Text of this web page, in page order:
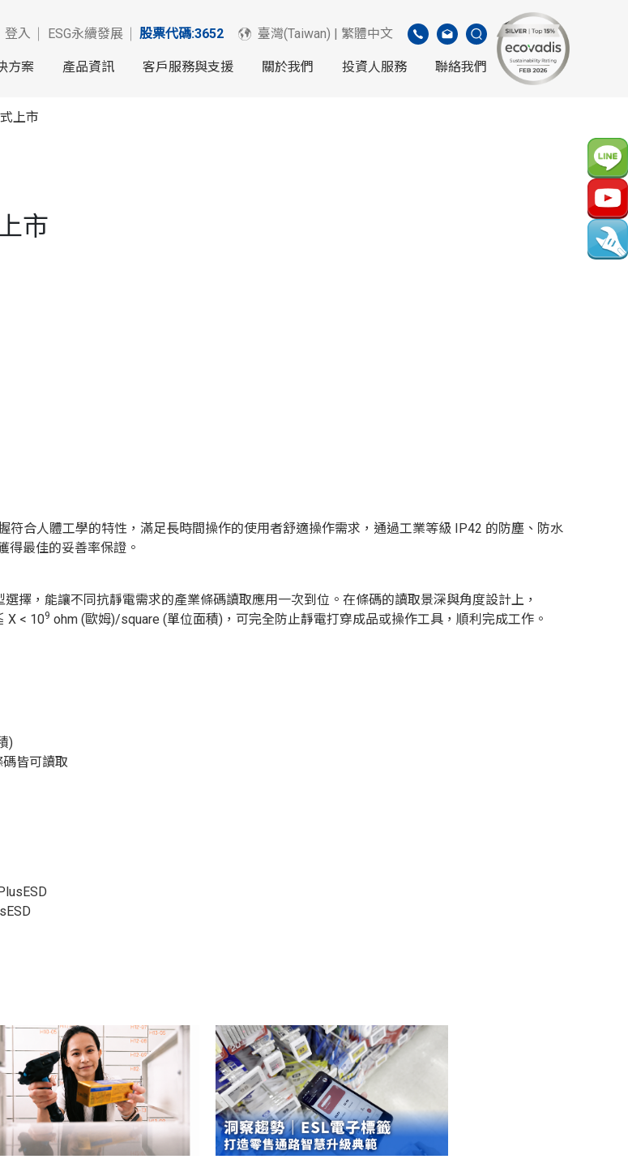
登入 ESG永續發展 股票代碼:3652 臺灣(Taiwan) | 繁體中文
方案 產品資訊 客戶服務與支援 關於我們 投資人服務 聯絡我們
上市
市
符合人體工學的特性，滿足長時間操作的使用者舒適操作需求，通過工業等級 IP42 的防塵、防水
得最佳的妥善率保證。
擇，能讓不同抗靜電需求的產業條碼讀取應用一次到位。在條碼的讀取景深與角度設計上，
X < 109 ohm (歐姆)/square (單位面積)，可完全防止靜電打穿成品或操作工具，順利完成工作。
)
碼皆可讀取